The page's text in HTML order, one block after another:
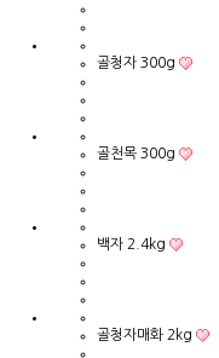
골청자 300g
골천목 300g
백자 2.4kg
골청자매화 2kg